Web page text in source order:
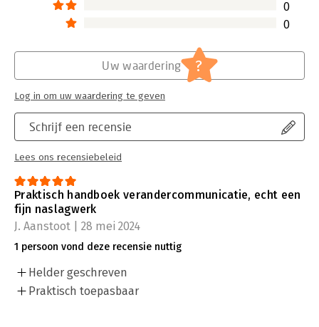
0
0
Schrijf een recensie
Lees ons recensiebeleid
Uw waardering ?
Log in om uw waardering te geven
Praktisch handboek verandercommunicatie, echt een
fijn naslagwerk
J. Aanstoot | 28 mei 2024
1 persoon vond deze recensie nuttig
Helder geschreven
Praktisch toepasbaar